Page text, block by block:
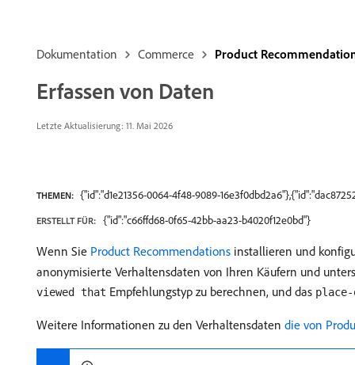
Dokumentation Commerce Product
Erfassen von Daten
Letzte Aktualisierung: 11. Mai 2026
THEMEN: {"id":"d1e21356-0064-4f48-9089-
ERSTELLT FÜR: {"id":"c66ffd68-0f65-42bb-aa23-b4020f12e0bd"}
Wenn Sie Product Recommendations installieren und
anonymisierte Verhaltensdaten von Ihren Käufern und
viewed that Empfehlungstyp zu berechnen, und das
Weitere Informationen zu den Verhaltensdaten die von